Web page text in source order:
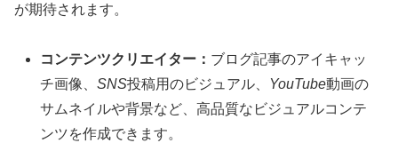
が期待されます。
コンテンツクリエイター： ブログ記事のアイキャッ
チ画像、SNS投稿用のビジュアル、 YouTube動画の
サムネイルや背景など、高品質なビジュアルコンテ
ンツを作成できます。